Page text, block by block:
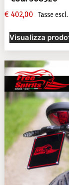
€ 402,00 Tasse escl.
Visualizza